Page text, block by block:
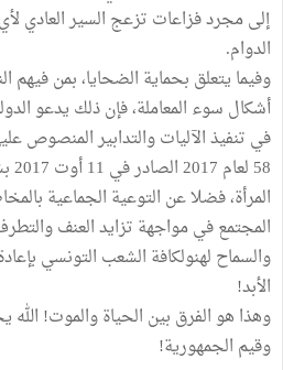
إلى مجرد فزاعات تزعج السير العادي
الدوام.
وفيما يتعلق بحماية الضحايا، بمن فيهم
أشكال سوء المعاملة، فإن ذلك يدعو
في تنفيذ الآليات والتدابير المنصوص
المرأة، فضلا عن التوعية الجماعية
المجتمع في مواجهة تزايد العنف
والسماح لهنولكافة الشعب التونسي
الأبد!
وهذا هو الفرق بين الحياة والموت!
وقيم الجمهورية!